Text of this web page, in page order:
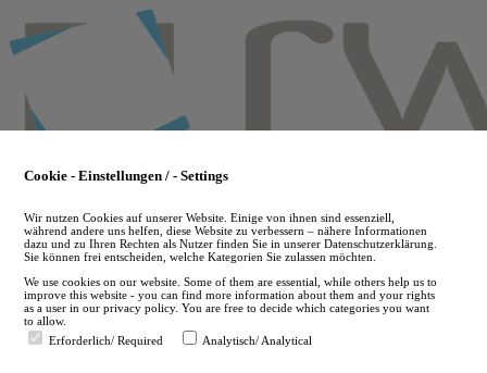
to
main
Cookie - Einstellungen / - Settings
Wir nutzen Cookies auf unserer Website. Einige von ihnen sind essenziell,
während andere uns helfen, diese Website zu verbessern – nähere Informationen
dazu und zu Ihren Rechten als Nutzer finden Sie in unserer Datenschutzerklärung.
Sie können frei entscheiden, welche Kategorien Sie zulassen möchten.
We use cookies on our website. Some of them are essential, while others help us to
improve this website - you can find more information about them and your rights
as a user in our privacy policy. You are free to decide which categories you want
to allow.
Erforderlich/ Required
Analytisch/ Analytical